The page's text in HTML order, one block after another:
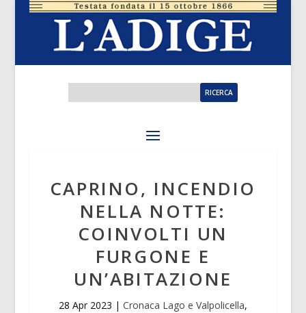
CAPRINO, INCENDIO
NELLA NOTTE:
COINVOLTI UN
FURGONE E
UN’ABITAZIONE
28 Apr 2023 | Cronaca Lago e Valpolicella,